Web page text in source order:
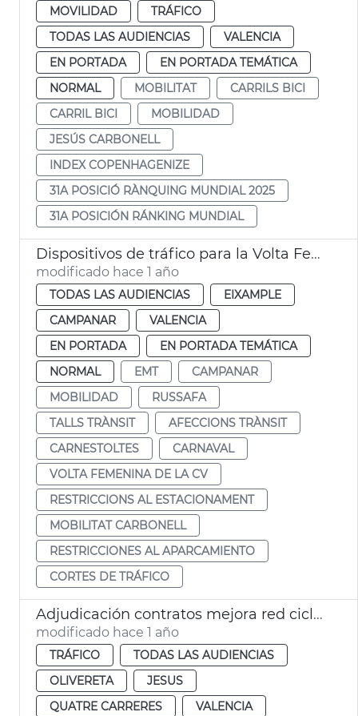
MOVILIDAD
TRÁFICO
TODAS LAS AUDIENCIAS
VALENCIA
EN PORTADA
EN PORTADA TEMÁTICA
NORMAL
MOBILITAT
CARRILS BICI
CARRIL BICI
MOBILIDAD
JESÚS CARBONELL
INDEX COPENHAGENIZE
31A POSICIÓ RÀNQUING MUNDIAL 2025
31A POSICIÓN RÁNKING MUNDIAL
Dispositivos de tráfico para la Volta Femenina de la CV y el carnaval de Russafa
modificado hace 1 año
TODAS LAS AUDIENCIAS
EIXAMPLE
CAMPANAR
VALENCIA
EN PORTADA
EN PORTADA TEMÁTICA
NORMAL
EMT
CAMPANAR
MOBILIDAD
RUSSAFA
TALLS TRÀNSIT
AFECCIONS TRÀNSIT
CARNESTOLTES
CARNAVAL
VOLTA FEMENINA DE LA CV
RESTRICCIONS AL ESTACIONAMENT
MOBILITAT CARBONELL
RESTRICCIONES AL APARCAMIENTO
CORTES DE TRÁFICO
Adjudicación contratos mejora red ciclista en 4 distritos
modificado hace 1 año
TRÁFICO
TODAS LAS AUDIENCIAS
OLIVERETA
JESUS
QUATRE CARRERES
VALENCIA